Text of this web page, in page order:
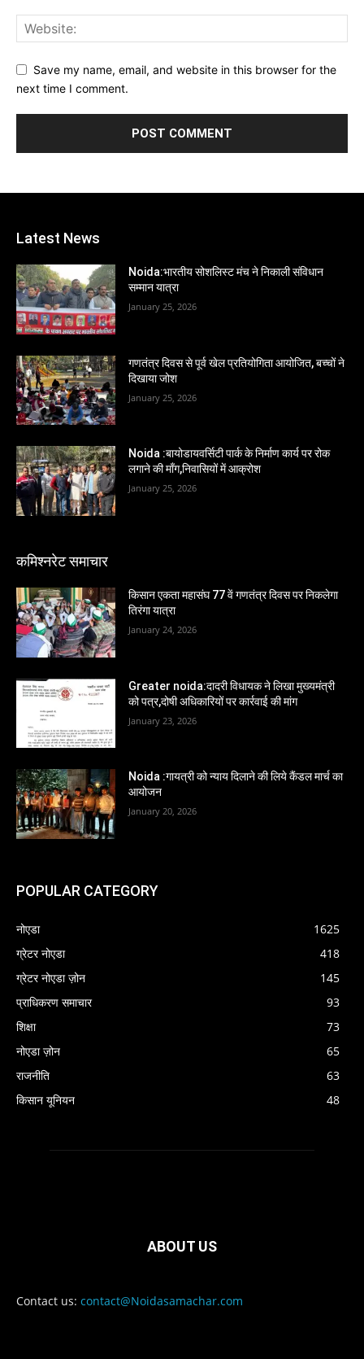
Save my name, email, and website in this browser for the
next time I comment.
Latest News
Noida:भारतीय सोशलिस्ट मंच ने निकाली संविधान
सम्मान यात्रा
January 25, 2026
गणतंत्र दिवस से पूर्व खेल प्रतियोगिता आयोजित, बच्चों ने
दिखाया जोश
January 25, 2026
Noida :बायोडायवर्सिटी पार्क के निर्माण कार्य पर रोक
लगाने की माँग,निवासियों में आक्रोश
January 25, 2026
कमिश्नरेट समाचार
किसान एकता महासंघ 77 वें गणतंत्र दिवस पर निकलेगा
तिरंगा यात्रा
January 24, 2026
Greater noida:दादरी विधायक ने लिखा मुख्यमंत्री
को पत्र,दोषी अधिकारियों पर कार्रवाई की मांग
January 23, 2026
Noida :गायत्री को न्याय दिलाने की लिये कैंडल मार्च का
आयोजन
January 20, 2026
POPULAR CATEGORY
नोएडा
1625
ग्रेटर नोएडा
418
ग्रेटर नोएडा ज़ोन
145
प्राधिकरण समाचार
93
शिक्षा
73
नोएडा ज़ोन
65
राजनीति
63
किसान यूनियन
48
ABOUT US
Contact us: contact@Noidasamachar.com